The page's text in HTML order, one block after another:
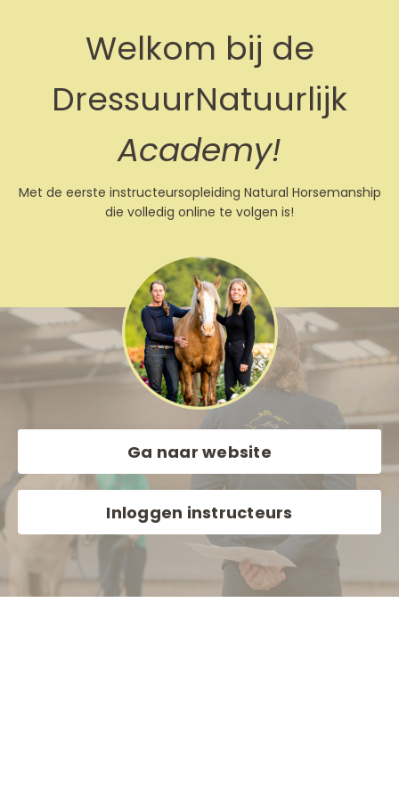
Welkom bij de
DressuurNatuurlijk
Academy!
Met de eerste instructeursopleiding Natural Horsemanship
die volledig online te volgen is!
Ga naar website
Inloggen instructeurs